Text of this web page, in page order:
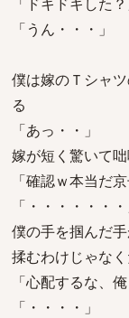
「うん・・・」
僕は嫁のＴシャ
る
「あっ・・」
嫁が短く驚いて
「確認ｗ本当だ
「・・・・・・
僕の手を掴んだ
揉むわけじゃな
「心配するな、
「・・・・」